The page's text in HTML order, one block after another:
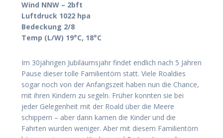
Wind NNW – 2bft
Luftdruck 1022 hpa
Bedeckung 2/8
Temp (L/W) 19°C, 18°C
Im 30jährigen Jubiläumsjahr findet endlich nach 5 Jahren
Pause dieser tolle Familientörn statt. Viele Roaldies
sogar noch von der Anfangszeit haben nun die Chance,
mit ihren Kindern zu segeln. Früher konnten sie bei
jeder Gelegenheit mit der Roald über die Meere
schippern – aber dann kamen die Kinder und die
Fahrten wurden weniger. Aber mit diesem Familientörn